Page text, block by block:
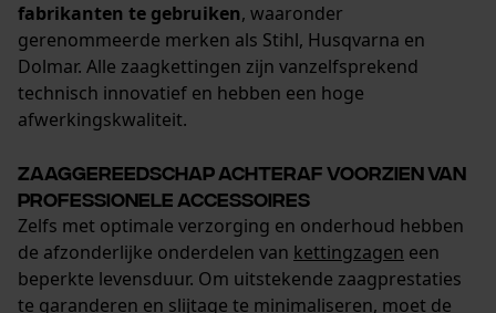
fabrikanten te gebruiken, waaronder
gerenommeerde merken als Stihl, Husqvarna en
Dolmar. Alle zaagkettingen zijn vanzelfsprekend
technisch innovatief en hebben een hoge
afwerkingskwaliteit.
Zaaggereedschap achteraf voorzien van
professionele accessoires
Zelfs met optimale verzorging en onderhoud hebben
de afzonderlijke onderdelen van kettingzagen een
beperkte levensduur. Om uitstekende zaagprestaties
te garanderen en slijtage te minimaliseren, moet de
Marketing Cookies
Google Global Site Tag
Microsoft Advertising Universal
Event Tracking
Survicate